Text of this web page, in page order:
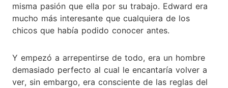
misma pasión que ella por su trabajo. Edward era
mucho más interesante que cualquiera de los
chicos que había podido conocer antes.
Y empezó a arrepentirse de todo, era un hombre
demasiado perfecto al cual le encantaría volver a
ver, sin embargo, era consciente de las reglas del